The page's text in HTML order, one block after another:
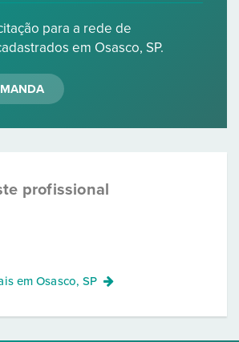
para a rede de
em Osasco, SP.
profissional
emOsasco, SP